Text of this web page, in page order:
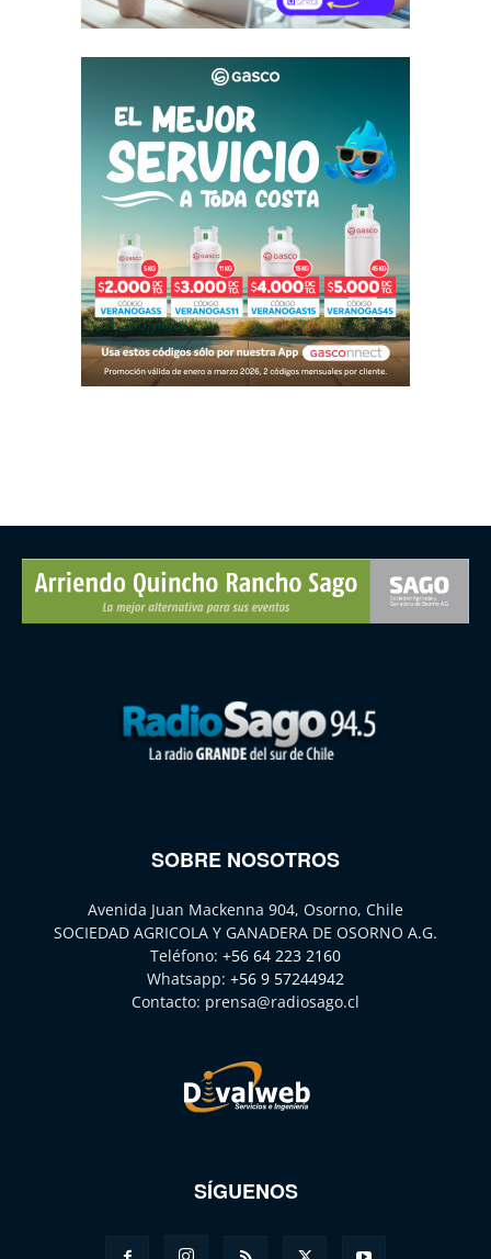
SOBRE NOSOTROS
Avenida Juan Mackenna 904, Osorno, Chile
SOCIEDAD AGRICOLA Y GANADERA DE OSORNO A.G.
Teléfono: +56 64 223 2160
Whatsapp: +56 9 57244942
Contacto: prensa@radiosago.cl
SÍGUENOS